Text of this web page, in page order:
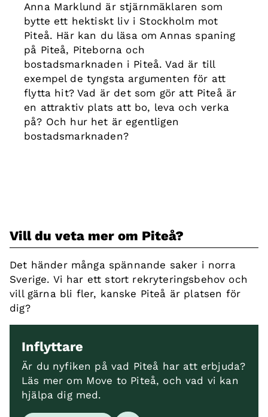
Anna Marklund är stjärnmäklaren som
bytte ett hektiskt liv i Stockholm mot
Piteå. Här kan du läsa om Annas spaning
på Piteå, Piteborna och
bostadsmarknaden i Piteå. Vad är till
exempel de tyngsta argumenten för att
flytta hit? Vad är det som gör att Piteå är
en attraktiv plats att bo, leva och verka
på? Och hur het är egentligen
bostadsmarknaden?
Vill du veta mer om Piteå?
Det händer många spännande saker i norra
Sverige. Vi har ett stort rekryteringsbehov och
vill gärna bli fler, kanske Piteå är platsen för
dig?
Inflyttare
Är du nyfiken på vad Piteå har att erbjuda?
Läs mer om Move to Piteå, och vad vi kan
hjälpa dig med.